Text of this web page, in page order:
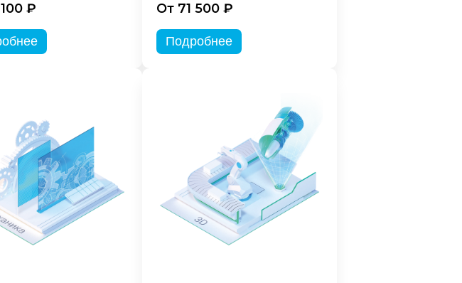
₽ От 71 500 ₽
Подробнее